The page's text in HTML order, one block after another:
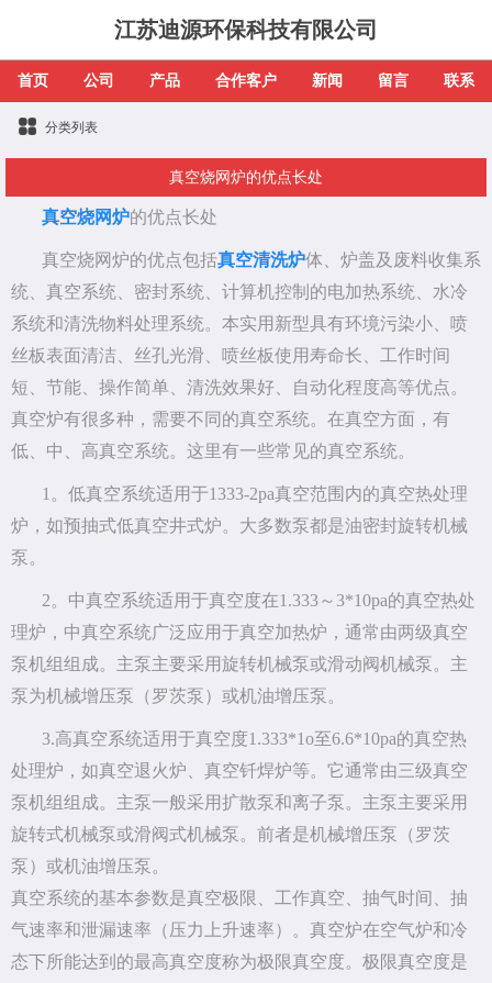
江苏迪源环保科技有限公司
首页 公司 产品 合作客户 新闻 留言 联系
分类列表
真空烧网炉的优点长处
真空烧网炉的优点长处
真空烧网炉的优点包括真空清洗炉体、炉盖及废料收集系
统、真空系统、密封系统、计算机控制的电加热系统、水冷
系统和清洗物料处理系统。本实用新型具有环境污染小、喷
丝板表面清洁、丝孔光滑、喷丝板使用寿命长、工作时间
短、节能、操作简单、清洗效果好、自动化程度高等优点。
真空炉有很多种，需要不同的真空系统。在真空方面，有
低、中、高真空系统。这里有一些常见的真空系统。
1。低真空系统适用于1333-2pa真空范围内的真空热处理
炉，如预抽式低真空井式炉。大多数泵都是油密封旋转机械
泵。
2。中真空系统适用于真空度在1.333～3*10pa的真空热处
理炉，中真空系统广泛应用于真空加热炉，通常由两级真空
泵机组组成。主泵主要采用旋转机械泵或滑动阀机械泵。主
泵为机械增压泵（罗茨泵）或机油增压泵。
3.高真空系统适用于真空度1.333*1o至6.6*10pa的真空热
处理炉，如真空退火炉、真空钎焊炉等。它通常由三级真空
泵机组组成。主泵一般采用扩散泵和离子泵。主泵主要采用
旋转式机械泵或滑阀式机械泵。前者是机械增压泵（罗茨
泵）或机油增压泵。
真空系统的基本参数是真空极限、工作真空、抽气时间、抽
气速率和泄漏速率（压力上升速率）。真空炉在空气炉和冷
态下所能达到的最高真空度称为极限真空度。极限真空度是